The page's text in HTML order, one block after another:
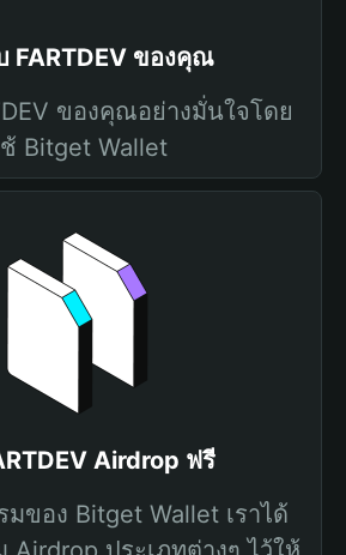
FARTDEV ของคุณ
ของคุณอย่างมั่นใจโดย
Bitget Wallet
Airdrop ฟรี
ของ Bitget Wallet เราได้